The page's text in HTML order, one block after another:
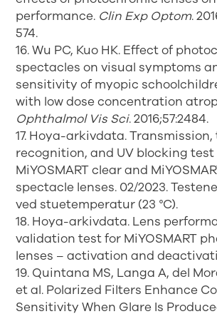
performance. Clin Exp Optom.
574.
16. Wu PC, Kuo HK. Effect of
spectacles on visual symptoms
sensitivity of myopic
with low dose concentration
Ophthalmol Vis Sci. 2016;57:2484.
17. Hoya-arkivdata.
recognition, and UV blocking test
MiYOSMART clear and
spectacle lenses. 02/2023.
ved stuetemperatur (23 °C).
18. Hoya-arkivdata. Lens
validation test for MiYOSMART
lenses – activation and
19. Quintana MS, Langa A, del
et al. Polarized Filters Enhance
Sensitivity When Glare Is